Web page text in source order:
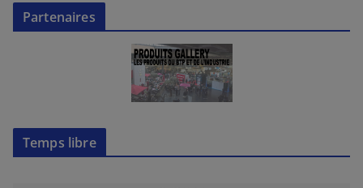
Partenaires
Temps libre